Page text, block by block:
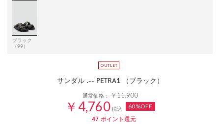
ブラック
（99）
サンダル .-- PETRA1 （ブラック）
通常価格：￥11,900
￥4,760税込 60%OFF
47ポイント還元